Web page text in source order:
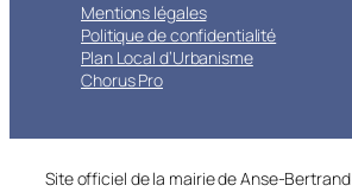
Mentions légales
Politique de confidentialité
Plan Local d’Urbanisme
Chorus Pro
Site officiel de la mairie de Anse-Bertrand